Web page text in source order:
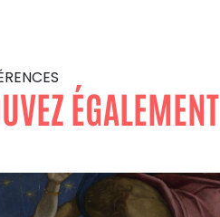
ÉGALEMENT